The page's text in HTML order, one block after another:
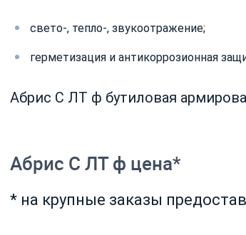
свето-, тепло-, звукоотражение;
герметизация и антикоррозионная
Абрис С ЛТ ф бутиловая
Абрис С ЛТ ф цена*
* на крупные заказы